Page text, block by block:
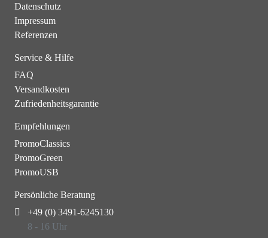
Datenschutz
Impressum
Referenzen
Service & Hilfe
FAQ
Versandkosten
Zufriedenheitsgarantie
Empfehlungen
PromoClassics
PromoGreen
PromoUSB
Persönliche Beratung
+49 (0) 3491-6245130
8 - 16 Uhr